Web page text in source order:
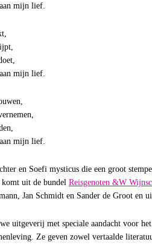
mijn lief.
mijn lief.
mijn lief.
en Soefi mysticus die een groot
komt uit de bundel Reisgenoten &W
Jan Schmidt en Sander de Groot en
uitgeverij met speciale aandacht voor
Ze geven zowel vertaalde